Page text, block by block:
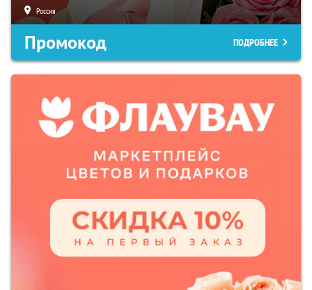
Россия
Промокод ПОДРОБНЕЕ